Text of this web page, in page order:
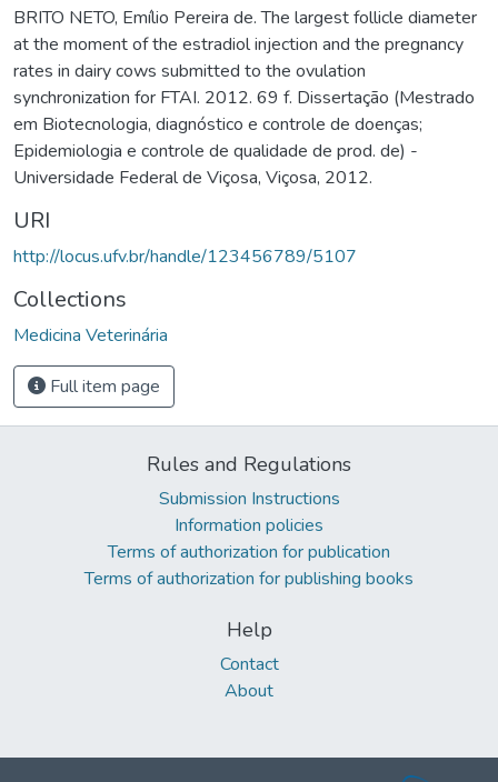
BRITO NETO, Emílio Pereira de. The largest follicle diameter
at the moment of the estradiol injection and the pregnancy
rates in dairy cows submitted to the ovulation
synchronization for FTAI. 2012. 69 f. Dissertação (Mestrado
em Biotecnologia, diagnóstico e controle de doenças;
Epidemiologia e controle de qualidade de prod. de) -
Universidade Federal de Viçosa, Viçosa, 2012.
URI
http://locus.ufv.br/handle/123456789/5107
Collections
Medicina Veterinária
Full item page
Rules and Regulations
Submission Instructions
Information policies
Terms of authorization for publication
Terms of authorization for publishing books
Help
Contact
About